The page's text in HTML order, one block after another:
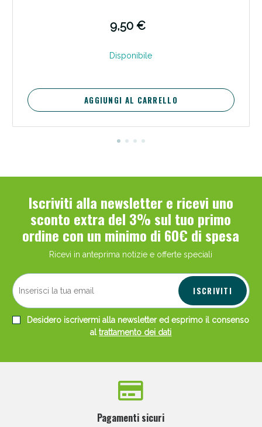
9,50 €
Disponibile
AGGIUNGI AL CARRELLO
Iscriviti alla newsletter e ricevi uno
sconto extra del 3% sul tuo primo
ordine con un minimo di 60€ di spesa
Ricevi in anteprima notizie e offerte speciali
ISCRIVITI
Desidero iscrivermi alla newsletter ed esprimo il consenso
altrattamento dei dati
Pagamenti sicuri